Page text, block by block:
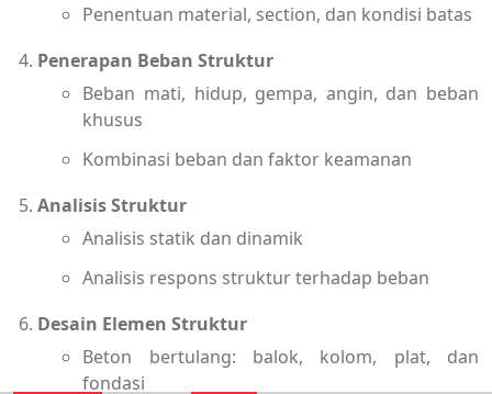
Penentuan material, section, dan kondisi batas
Penerapan Beban Struktur
Beban mati, hidup, gempa, angin, dan beban
khusus
Kombinasi beban dan faktor keamanan
Analisis Struktur
Analisis statik dan dinamik
Analisis respons struktur terhadap beban
Desain Elemen Struktur
Beton bertulang: balok, kolom, plat, dan
fondasi